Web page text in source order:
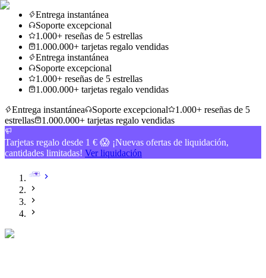
Entrega instantánea
Soporte excepcional
1.000+ reseñas de 5 estrellas
1.000.000+ tarjetas regalo vendidas
Entrega instantánea
Soporte excepcional
1.000+ reseñas de 5 estrellas
1.000.000+ tarjetas regalo vendidas
Entrega instantánea
Soporte excepcional
1.000+ reseñas de 5
estrellas
1.000.000+ tarjetas regalo vendidas
Tarjetas regalo desde 1 € 😱 ¡Nuevas ofertas de liquidación,
cantidades limitadas! Ver liquidación